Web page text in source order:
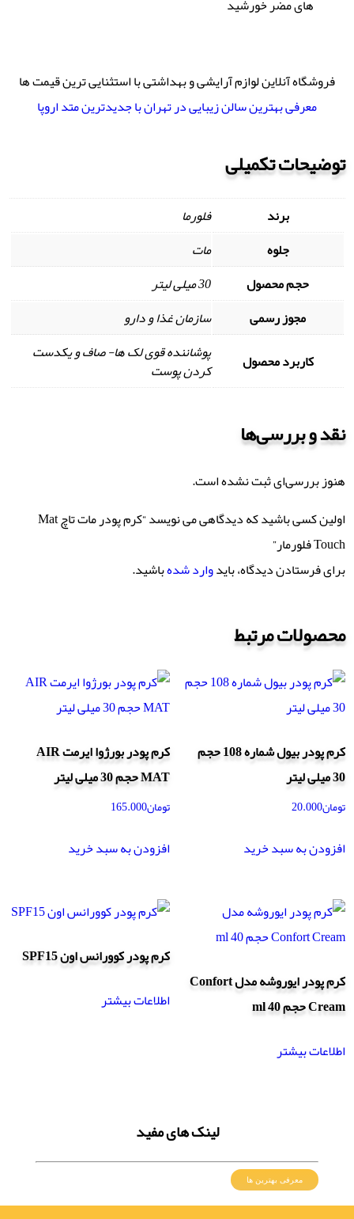
های مضر خورشید
فروشگاه آنلاین لوازم آرایشی و بهداشتی با استثنایی ترین قیمت ها
معرفی بهترین سالن زیبایی در تهران با جدیدترین متد اروپا
توضیحات تکمیلی
برند
فلورما
جلوه
مات
حجم محصول
30 میلی لیتر
مجوز رسمی
سازمان غذا و دارو
کاربرد محصول
پوشاننده قوی لک ها- صاف و یکدست
کردن پوست
نقد و بررسی‌ها
هنوز بررسی‌ای ثبت نشده است.
اولین کسی باشید که دیدگاهی می نویسد “کرم پودر مات تاچ Mat
Touch فلورمار”
برای فرستادن دیدگاه، بایدوارد شدهباشید.
محصولات مرتبط
کرم پودر بیول شماره 108 حجم
30 میلی لیتر
تومان20.000
افزودن به سبد خرید
کرم پودر بورژوا ایرمت AIR
MAT حجم 30 میلی لیتر
تومان165.000
افزودن به سبد خرید
کرم پودر ایوروشه مدل Confort
Cream حجم 40 ml
اطلاعات بیشتر
کرم پودر کوورانس اون SPF15
اطلاعات بیشتر
لینک های مفید
معرفی بهترین ها